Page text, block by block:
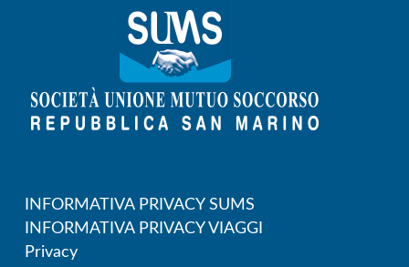
INFORMATIVA PRIVACY SUMS
INFORMATIVA PRIVACY VIAGGI
Privacy